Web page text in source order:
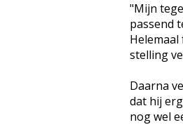
"Mijn
passend
stelling
Daarna
dat hij
nog wel